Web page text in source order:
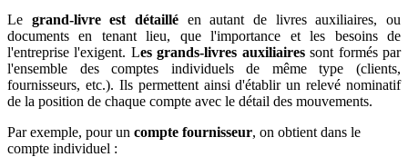
Le grand-livre est détaillé en autant de livres auxiliaires, ou
documents en tenant lieu, que l'importance et les besoins de
l'entreprise l'exigent. Les grands-livres auxiliairessont formés par
l'ensemble des comptes individuels de même type (clients,
fournisseurs, etc.). Ils permettent ainsi d'établir un relevé nominatif
de la position de chaque compte avec le détail des mouvements.
Par exemple, pour un compte fournisseur, on obtient dans le
compte individuel :